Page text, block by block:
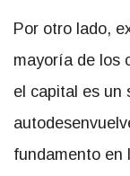
Por otro lado,
mayoría de los
el capital es un
fundamento en